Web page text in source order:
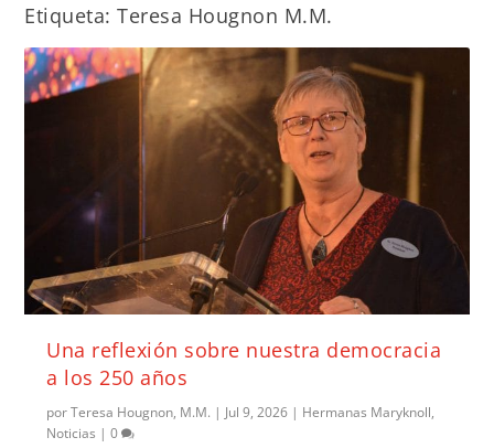
Etiqueta:Teresa Hougnon M.M.
Una reflexión sobre nuestra democracia
a los 250 años
porTeresa Hougnon, M.M. | Jul 9, 2026 | Hermanas Maryknoll,
Noticias |0